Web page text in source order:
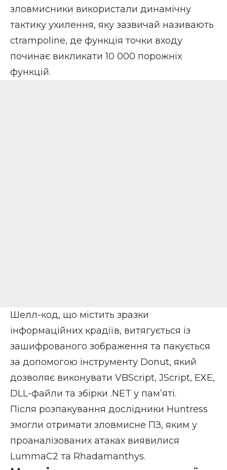
зловмисники використали динамічну
тактику ухилення, яку зазвичай називають
ctrampoline, де функція точки входу
починає викликати 10 000 порожніх
функцій.
Шелл-код, що містить зразки
інформаційних крадіїв, витягується із
зашифрованого зображення та пакується
за допомогою інструменту Donut, який
дозволяє виконувати VBScript, JScript, EXE,
DLL-файли та збірки .NET у пам’яті.
Після розпакування дослідники Huntress
змогли отримати зловмисне ПЗ, яким у
проаналізованих атаках виявилися
LummaC2 та Rhadamanthys.